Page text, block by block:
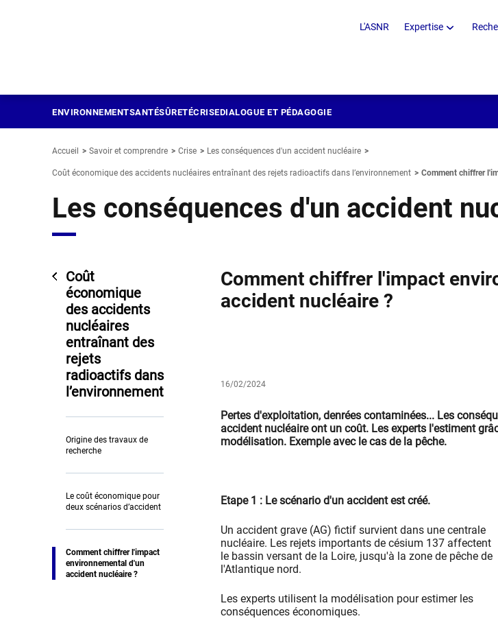
L'ASNR Expertise
ENVIRONNEMENTSANTÉSÛRETÉCRISEDIALOGUE ET PÉDAGOGIE
Accueil Savoir et comprendre Crise Les conséquences d'un accident nucléaire
Coût économique des accidents nucléaires entraînant des rejets radioactifs dans l’environnement Comment chiffrer
Les conséquences d'un accident
Coût
économique
des accidents
nucléaires
entraînant des
rejets
radioactifs dans
l’environnement
Origine des travaux de
recherche
Le coût économique pour
deux scénarios d’accident
Comment chiffrer l'impact
environnemental d'un
accident nucléaire ?
Comment chiffrer l'impact
accident nucléaire ?
16/02/2024
Pertes d'exploitation, denrées contaminées... Les
accident nucléaire ont un coût. Les experts l'estiment
modélisation. Exemple avec le cas de la pêche.
Etape 1 : Le scénario d'un accident est créé.
Un accident grave (AG) fictif survient dans une centrale
nucléaire. Les rejets importants de césium 137 affectent
le bassin versant de la Loire, jusqu'à la zone de pêche de
l'Atlantique nord.
Les experts utilisent la modélisation pour estimer les
conséquences économiques.